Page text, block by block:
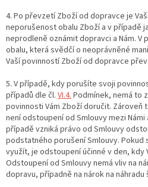
4. Po převzetí Zboží od dopravce je
neporušenost obalu Zboží a v případě
neprodleně oznámit dopravci a Nám. V
obalu, která svědčí o neoprávněné
Vaší povinností Zboží od dopravce
5. V případě, kdy porušíte svoji
případů dle čl. VI.4. Podmínek, nemá to
povinnosti Vám Zboží doručit.
není odstoupení od Smlouvy mezi Námi
případě vzniká právo od Smlouvy
podstatného porušení Smlouvy.
využít, je odstoupení účinné v den,
Odstoupení od Smlouvy nemá vliv na
dopravu, případně na nárok na